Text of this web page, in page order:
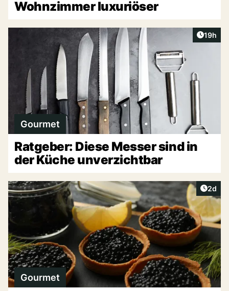
Wohnzimmer luxuriöser
Artikel
19h
Gourmet
Ratgeber: Diese Messer sind in
der Küche unverzichtbar
2d
Gourmet